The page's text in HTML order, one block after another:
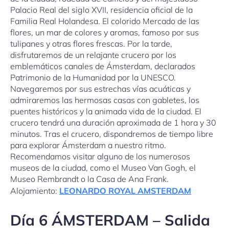
Palacio Real del siglo XVII, residencia oficial de la
Familia Real Holandesa. El colorido Mercado de las
flores, un mar de colores y aromas, famoso por sus
tulipanes y otras flores frescas. Por la tarde,
disfrutaremos de un relajante crucero por los
emblemáticos canales de Ámsterdam, declarados
Patrimonio de la Humanidad por la UNESCO.
Navegaremos por sus estrechas vías acuáticas y
admiraremos las hermosas casas con gabletes, los
puentes históricos y la animada vida de la ciudad. El
crucero tendrá una duración aproximada de 1 hora y 30
minutos. Tras el crucero, dispondremos de tiempo libre
para explorar Ámsterdam a nuestro ritmo.
Recomendamos visitar alguno de los numerosos
museos de la ciudad, como el Museo Van Gogh, el
Museo Rembrandt o la Casa de Ana Frank.
Alojamiento: LEONARDO ROYAL AMSTERDAM
Día 6 ÁMSTERDAM – Salida